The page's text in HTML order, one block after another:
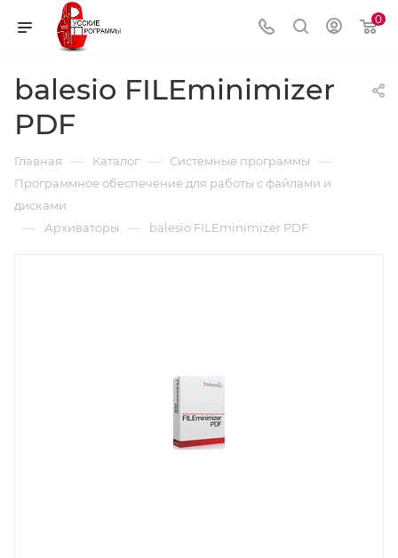
0
balesio FILEminimizer
PDF
Главная — Каталог — Системные программы —
Программное обеспечение для работы с файлами и
дисками
— Архиваторы — balesio FILEminimizer PDF